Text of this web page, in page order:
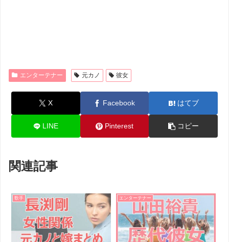
エンターテナー 元カノ 彼女
X Facebook はてブ
LINE Pinterest コピー
関連記事
歌手 エンターテナー